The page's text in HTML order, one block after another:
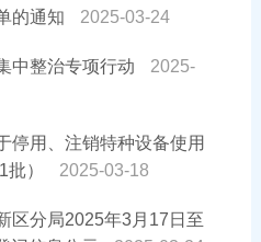
的通知
2025-03-24
中整治专项行动
2025-
停用、注销特种设备使用
）
2025-03-18
区分局2025年3月17日至